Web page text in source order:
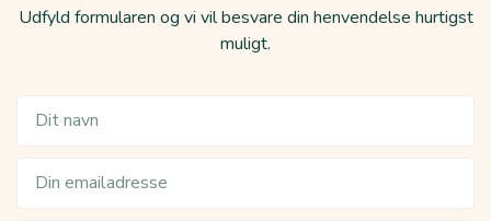
Udfyld formularen og vi vil besvare din henvendelse hurtigst
muligt.